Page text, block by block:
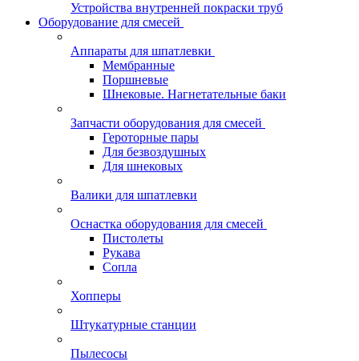
Устройства внутренней покраски труб
Оборудование для смесей
Аппараты для шпатлевки
Мембранные
Поршневые
Шнековые. Нагнетательные баки
Запчасти оборудования для смесей
Героторные пары
Для безвоздушных
Для шнековых
Валики для шпатлевки
Оснастка оборудования для смесей
Пистолеты
Рукава
Сопла
Хопперы
Штукатурные станции
Пылесосы